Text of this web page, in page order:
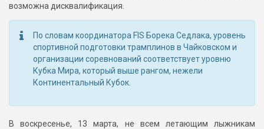
возможна дисквалификация.
По словам координатора FIS Борека Седлака, уровень
спортивной подготовки трамплинов в Чайковском и
организации соревнований соответствует уровню
Кубка Мира, который выше рангом, нежели
Континентальный Кубок.
В воскресенье, 13 марта, не всем летающим лыжникам